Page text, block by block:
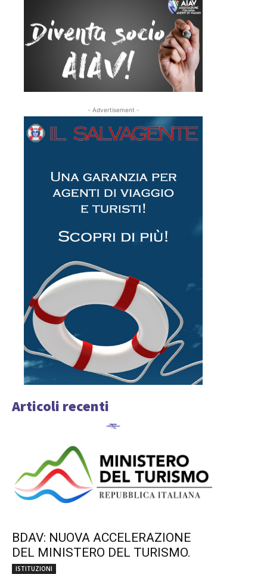
- Advertisement -
Articoli recenti
BDAV: NUOVA ACCELERAZIONE
DEL MINISTERO DEL TURISMO.
ISTITUZIONI